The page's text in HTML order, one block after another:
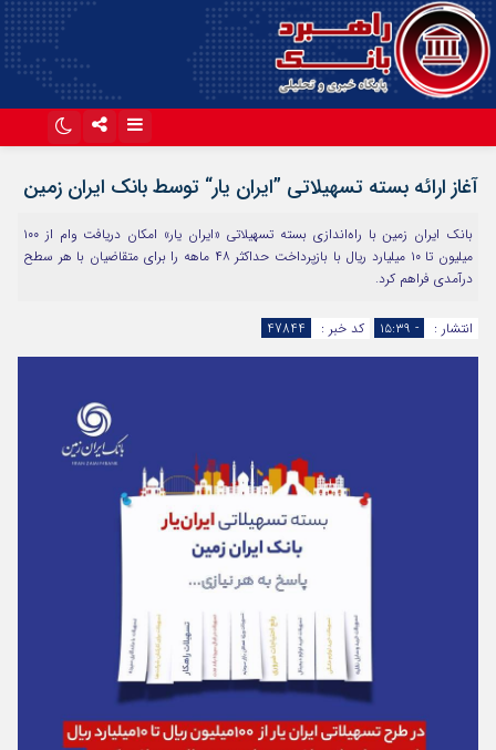
آغاز ارائه بسته تسهیلاتی ”ایران یار“ توسط بانک ایران زمین
بانک ایران زمین با راه‌اندازی بسته تسهیلاتی «ایران یار» امکان دریافت وام از ۱۰۰
میلیون تا ۱۰ میلیارد ریال با بازپرداخت حداکثر ۴۸ ماهه را برای متقاضیان با هر سطح
درآمدی فراهم کرد.
انتشار : - ۱۵:۳۹ کد خبر : 47844